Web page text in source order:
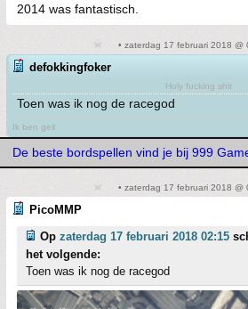
2014 was fantastisch.
• zaterdag 17 februari 2018 @
defokkingfoker
Holy fucking shit
Toen was ik nog de racegod
Ik ben geil
De beste bordspellen vind je bij 999
• zaterdag 17 februari 2018 @
PicoMMP
Op zaterdag 17 februari 2018 02:15
het volgende:
Toen was ik nog de racegod